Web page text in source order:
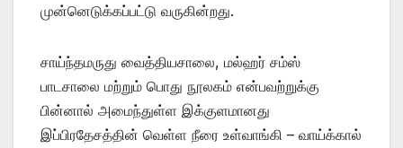
முன்னெடுக்கப்பட்டு வருகின்றது.
சாய்ந்தமருது வைத்தியசாலை, மல்ஹர் சம்ஸ்
பாடசாலை மற்றும் பொது நூலகம் என்பவற்றுக்கு
பின்னால் அமைந்துள்ள இக்குளமானது
இப்பிரதேசத்தின் வெள்ள நீரை உள்வாங்கி – வாய்க்கால்